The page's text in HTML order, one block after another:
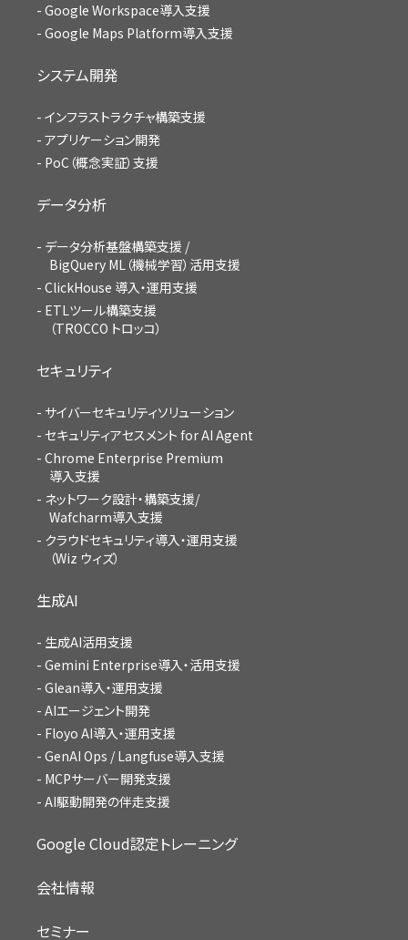
Google Workspace導入支援
Google Maps Platform導入支援
システム開発
インフラストラクチャ構築支援
アプリケーション開発
PoC（概念実証）支援
データ分析
データ分析基盤構築支援 /
BigQuery ML（機械学習）活用支援
ClickHouse 導入・運用支援
ETLツール構築支援
（TROCCO トロッコ）
セキュリティ
サイバーセキュリティソリューション
セキュリティアセスメント for AI Agent
Chrome Enterprise Premium
導入支援
ネットワーク設計・構築支援/
Wafcharm導入支援
クラウドセキュリティ導入・運用支援
（Wiz ウィズ）
生成AI
生成AI活用支援
Gemini Enterprise導入・活用支援
Glean導入・運用支援
AIエージェント開発
Floyo AI導入・運用支援
GenAI Ops / Langfuse導入支援
MCPサーバー開発支援
AI駆動開発の伴走支援
Google Cloud認定トレーニング
会社情報
セミナー